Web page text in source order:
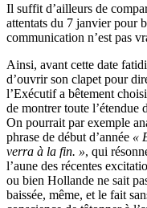
Il suffit d’ailleurs de
attentats du 7 janvier pour
communication n’est pas
Ainsi, avant cette date
d’ouvrir son clapet pour
l’Exécutif a bêtement
de montrer toute l’étendue
On pourrait par exemple
phrase de début d’année «
verra à la fin. », qui
l’aune des récentes
ou bien Hollande ne sait
baissée, même, et le fait